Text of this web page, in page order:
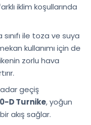
iklim koşullarında
ile toza ve suya
kullanımı için de
zorlu hava
geçiş
D Turnike, yoğun
akış sağlar.